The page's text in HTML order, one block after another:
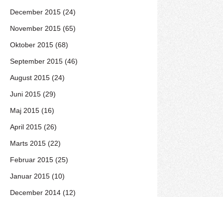
December 2015 (24)
November 2015 (65)
Oktober 2015 (68)
September 2015 (46)
August 2015 (24)
Juni 2015 (29)
Maj 2015 (16)
April 2015 (26)
Marts 2015 (22)
Februar 2015 (25)
Januar 2015 (10)
December 2014 (12)